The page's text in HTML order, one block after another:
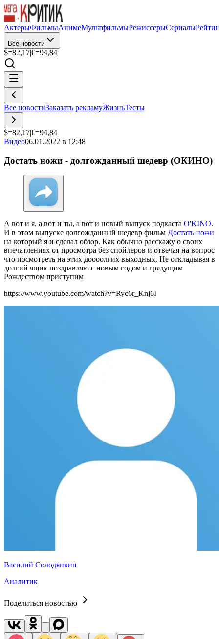
АктерыФильмыАнимеМультфильмыРежиссерыСериалы
Все новости
$=82,17|€=94,84
Все новостиЗаказать рекламуЖизньТесты
$=82,17|€=94,84
Видео06.01.2022 в 12:48
Достать ножи - долгожданный шедевр (ОКИНО)
А вот и я, а вот и ты, а вот и новый выпуск подкаста O'KINO.
И в этом выпуске долгожданный шедевр фильм Достать ножи
на который я и сделал обзор. Как обычно расскажу о своих
впечатлениях от просмотра без спойлеров и отвечая на вопрос
что посмотреть на этих доооолгих выходных. Не откладывая в
долгий ящик поздравляю с новым годом и грядущим
Рождеством приступим
https://www.youtube.com/watch?v=Ryc6r_Knj6I
Василий Солодянкин
Аналитик
Поделиться новостью